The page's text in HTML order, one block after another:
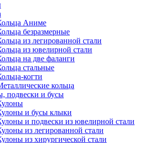
Аниме
безразмерные
из легированной стали
из ювелирной стали
на две фаланги
стальные
когти
кольца
подвески и бусы
и бусы клыки
и подвески из ювелирной стали
из легированной стали
из хирургической стали